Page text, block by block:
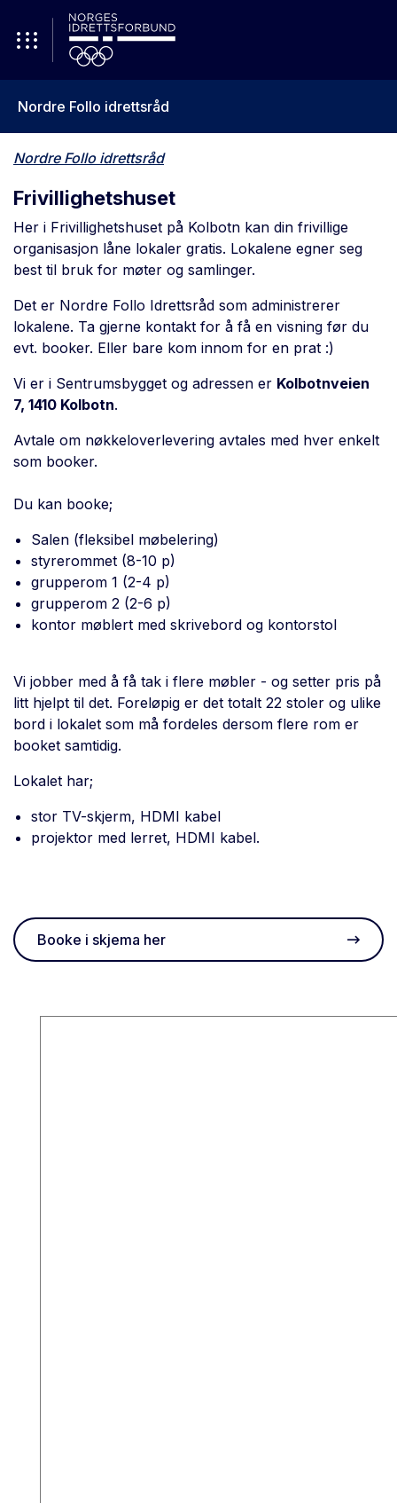
Nordre Follo idrettsråd
Nordre Follo idrettsråd
Frivillighetshuset
Her i Frivillighetshuset på Kolbotn kan din frivillige
organisasjon låne lokaler gratis. Lokalene egner seg
best til bruk for møter og samlinger.
Det er Nordre Follo Idrettsråd som administrerer
lokalene. Ta gjerne kontakt for å få en visning før du
evt. booker. Eller bare kom innom for en prat :)
Vi er i Sentrumsbygget og adressen er Kolbotnveien
7, 1410 Kolbotn.
Avtale om nøkkeloverlevering avtales med hver enkelt
som booker.
Du kan booke;
Salen (fleksibel møbelering)
styrerommet (8-10 p)
grupperom 1 (2-4 p)
grupperom 2 (2-6 p)
kontor møblert med skrivebord og kontorstol
Vi jobber med å få tak i flere møbler - og setter pris på
litt hjelpt til det. Foreløpig er det totalt 22 stoler og ulike
bord i lokalet som må fordeles dersom flere rom er
booket samtidig.
Lokalet har;
stor TV-skjerm, HDMI kabel
projektor med lerret, HDMI kabel.
Booke i skjema her